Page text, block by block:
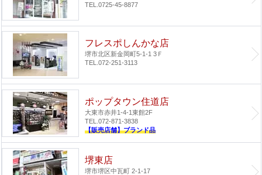
TEL.0725-45-8877
フレスポしんかな店
堺市北区新金岡町5-1-1 3Ｆ
TEL.072-251-3113
ポップタウン住道店
大東市赤井1-4-1東館2F
TEL.072-871-3838
【販売店舗】ブランド品
堺東店
堺市堺区中瓦町 2-1-17